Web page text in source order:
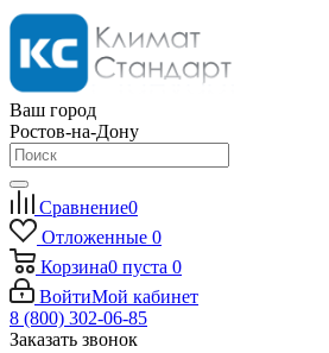
Ваш город
Ростов-на-Дону
Сравнение0
Отложенные 0
Корзина0 пуста 0
ВойтиМой кабинет
8 (800) 302-06-85
Заказать звонок